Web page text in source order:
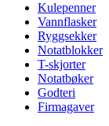
Kulepenner
Vannflasker
Ryggsekker
Notatblokker
T-skjorter
Notatbøker
Godteri
Firmagaver